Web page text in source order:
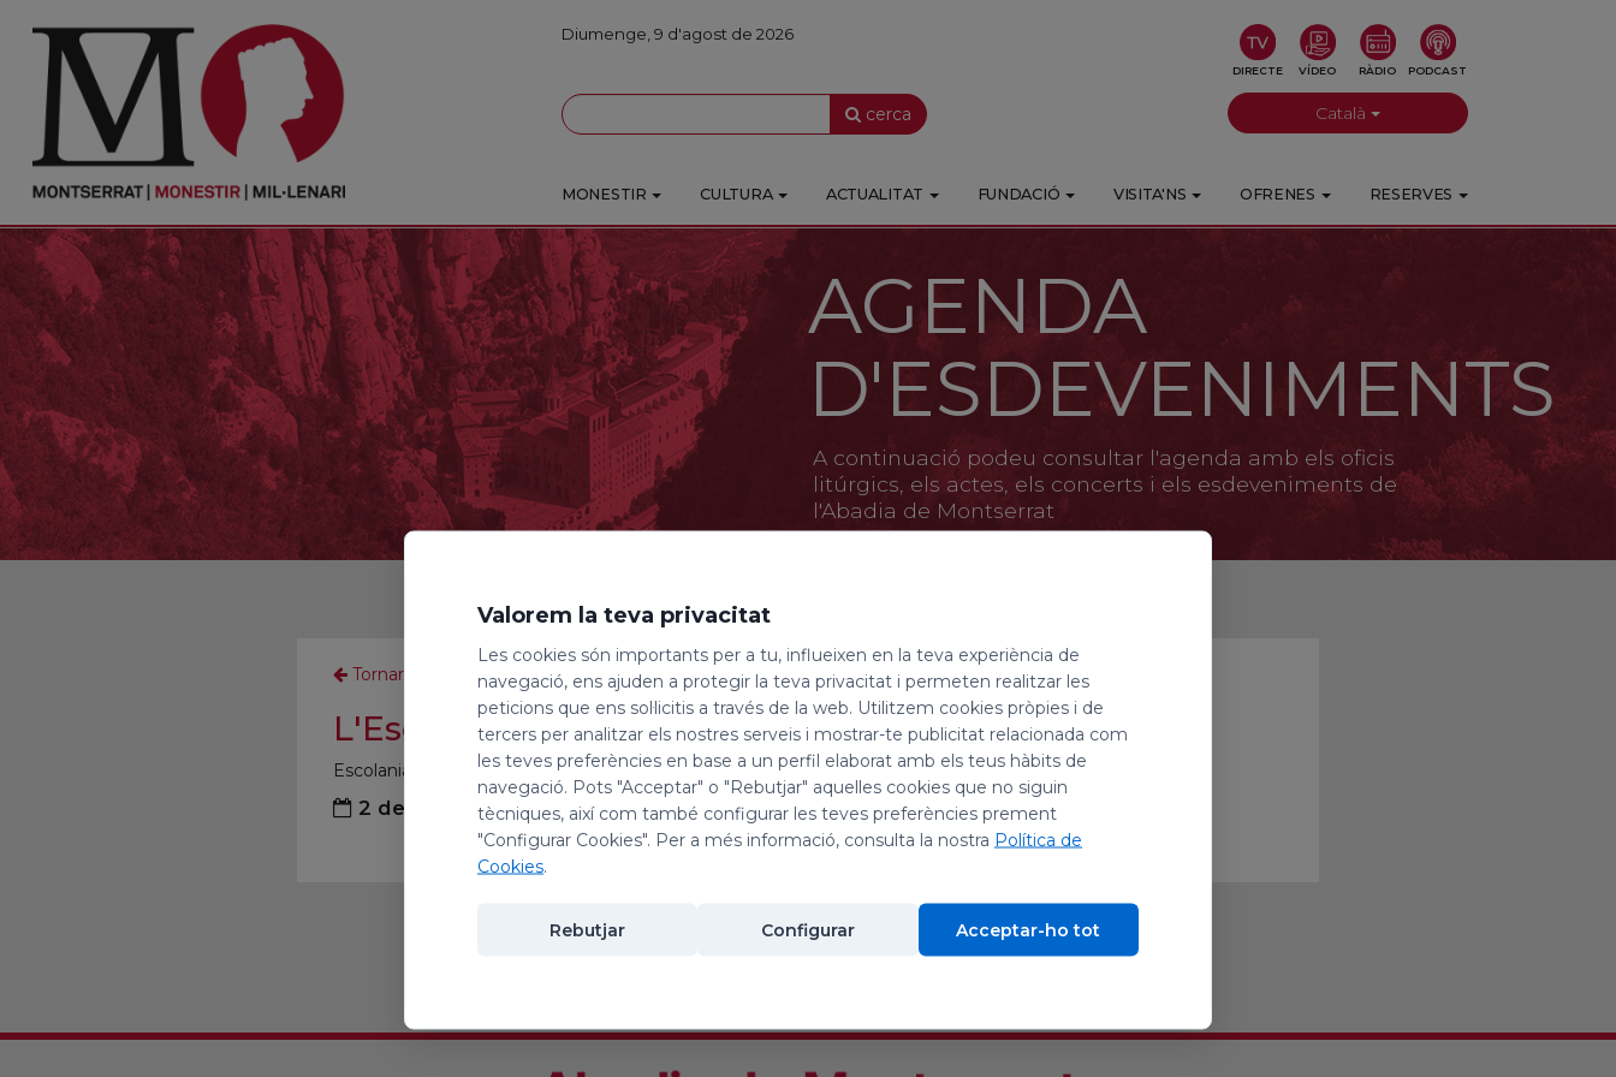
PORTADA
Monestir
Cultura
Actualitat
Fundació
Visita'ns
Ofrenes
Reserves
Diumenge, 9 d'agost de 2026
cerca
DIRECTE VÍDEO RÀDIO PODCAST
Català
MONESTIR CULTURA ACTUALITAT FUNDACIÓ VISITA'NS OFRENES RESERVES
AGENDA
D'ESDEVENIMENTS
A continuació podeu consultar l'agenda amb els oficis
litúrgics, els actes, els concerts i els esdeveniments de
l'Abadia de Montserrat
Tornar
L'Escolania fa vacances
Escolania
2 de juliol de 2026
Valorem la teva privacitat
Les cookies són importants per a tu, influeixen en la teva experiència de
navegació, ens ajuden a protegir la teva privacitat i permeten realitzar les
peticions que ens sol·licitis a través de la web. Utilitzem cookies pròpies i de
tercers per analitzar els nostres serveis i mostrar-te publicitat relacionada com
les teves preferències en base a un perfil elaborat amb els teus hàbits de
navegació. Pots "Acceptar" o "Rebutjar" aquelles cookies que no siguin
tècniques, així com també configurar les teves preferències prement
"Configurar Cookies". Per a més informació, consulta la nostra Política de
Cookies.
Rebutjar Configurar Acceptar-ho tot